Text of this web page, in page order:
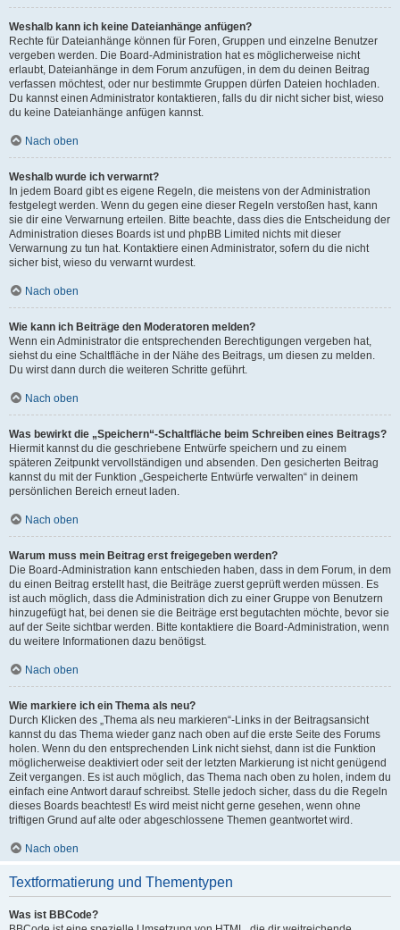
Weshalb kann ich keine Dateianhänge anfügen?
Rechte für Dateianhänge können für Foren, Gruppen und einzelne Benutzer
vergeben werden. Die Board-Administration hat es möglicherweise nicht
erlaubt, Dateianhänge in dem Forum anzufügen, in dem du deinen Beitrag
verfassen möchtest, oder nur bestimmte Gruppen dürfen Dateien hochladen.
Du kannst einen Administrator kontaktieren, falls du dir nicht sicher bist, wieso
du keine Dateianhänge anfügen kannst.
Nach oben
Weshalb wurde ich verwarnt?
In jedem Board gibt es eigene Regeln, die meistens von der Administration
festgelegt werden. Wenn du gegen eine dieser Regeln verstoßen hast, kann
sie dir eine Verwarnung erteilen. Bitte beachte, dass dies die Entscheidung der
Administration dieses Boards ist und phpBB Limited nichts mit dieser
Verwarnung zu tun hat. Kontaktiere einen Administrator, sofern du die nicht
sicher bist, wieso du verwarnt wurdest.
Nach oben
Wie kann ich Beiträge den Moderatoren melden?
Wenn ein Administrator die entsprechenden Berechtigungen vergeben hat,
siehst du eine Schaltfläche in der Nähe des Beitrags, um diesen zu melden.
Du wirst dann durch die weiteren Schritte geführt.
Nach oben
Was bewirkt die „Speichern“-Schaltfläche beim Schreiben eines Beitrags?
Hiermit kannst du die geschriebene Entwürfe speichern und zu einem
späteren Zeitpunkt vervollständigen und absenden. Den gesicherten Beitrag
kannst du mit der Funktion „Gespeicherte Entwürfe verwalten“ in deinem
persönlichen Bereich erneut laden.
Nach oben
Warum muss mein Beitrag erst freigegeben werden?
Die Board-Administration kann entschieden haben, dass in dem Forum, in dem
du einen Beitrag erstellt hast, die Beiträge zuerst geprüft werden müssen. Es
ist auch möglich, dass die Administration dich zu einer Gruppe von Benutzern
hinzugefügt hat, bei denen sie die Beiträge erst begutachten möchte, bevor sie
auf der Seite sichtbar werden. Bitte kontaktiere die Board-Administration, wenn
du weitere Informationen dazu benötigst.
Nach oben
Wie markiere ich ein Thema als neu?
Durch Klicken des „Thema als neu markieren“-Links in der Beitragsansicht
kannst du das Thema wieder ganz nach oben auf die erste Seite des Forums
holen. Wenn du den entsprechenden Link nicht siehst, dann ist die Funktion
möglicherweise deaktiviert oder seit der letzten Markierung ist nicht genügend
Zeit vergangen. Es ist auch möglich, das Thema nach oben zu holen, indem du
einfach eine Antwort darauf schreibst. Stelle jedoch sicher, dass du die Regeln
dieses Boards beachtest! Es wird meist nicht gerne gesehen, wenn ohne
triftigen Grund auf alte oder abgeschlossene Themen geantwortet wird.
Nach oben
Textformatierung und Thementypen
Was ist BBCode?